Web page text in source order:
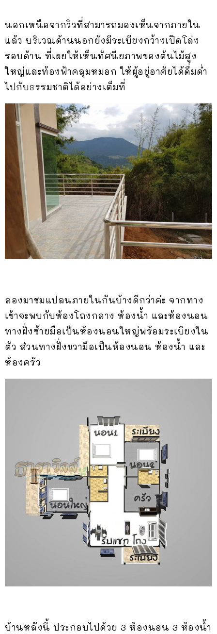
นอกเหนือจากวิวที่สามารถมองเห็นจากภายใน
แล้ว บริเวณด้านนอกยังมีระเบียงกว้างเปิดโล่ง
รอบด้าน ที่เผยให้เห็นทัศนียภาพของต้นไม้สูง
ใหญ่และท้องฟ้าคลุมหมอก ให้ผู้อยู่อาศัยได้ดื่มด่ำ
ไปกับธรรมชาติได้อย่างเต็มที่
ลองมาชมแปลนภายในกันบ้างดีกว่าค่ะ จากทาง
เข้าจะพบกับห้องโถงกลาง ห้องน้ำ และห้องนอน
ทางฝั่งซ้ายมือเป็นห้องนอนใหญ่พร้อมระเบียงใน
ตัว ส่วนทางฝั่งขวามือเป็นห้องนอน ห้องน้ำ และ
ห้องครัว
บ้านหลังนี้ ประกอบไปด้วย 3 ห้องนอน 3 ห้องน้ำ